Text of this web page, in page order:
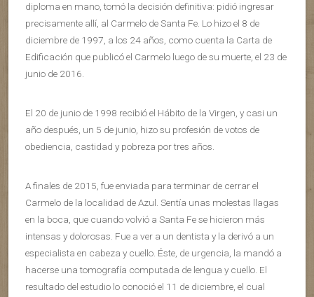
diploma en mano, tomó la decisión definitiva: pidió ingresar
precisamente allí, al Carmelo de Santa Fe. Lo hizo el 8 de
diciembre de 1997, a los 24 años, como cuenta la Carta de
Edificación que publicó el Carmelo luego de su muerte, el 23 de
junio de 2016.
El 20 de junio de 1998 recibió el Hábito de la Virgen, y casi un
año después, un 5 de junio, hizo su profesión de votos de
obediencia, castidad y pobreza por tres años.
A finales de 2015, fue enviada para terminar de cerrar el
Carmelo de la localidad de Azul. Sentía unas molestas llagas
en la boca, que cuando volvió a Santa Fe se hicieron más
intensas y dolorosas. Fue a ver a un dentista y la derivó a un
especialista en cabeza y cuello. Éste, de urgencia, la mandó a
hacerse una tomografía computada de lengua y cuello. El
resultado del estudio lo conoció el 11 de diciembre, el cual